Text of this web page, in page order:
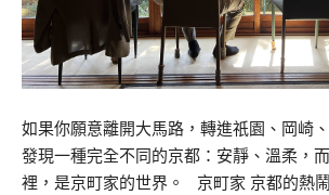
如果你願意離開大馬路，轉進祇園、岡崎
發現一種完全不同的京都：安靜、溫柔，
裡，是京町家的世界。 京町家 京都的熱